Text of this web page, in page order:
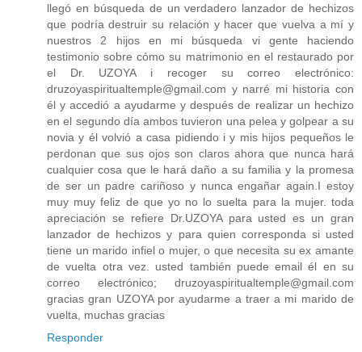
llegó en búsqueda de un verdadero lanzador de hechizos
que podría destruir su relación y hacer que vuelva a mí y
nuestros 2 hijos en mi búsqueda vi gente haciendo
testimonio sobre cómo su matrimonio en el restaurado por
el Dr. UZOYA i recoger su correo electrónico:
druzoyaspiritualtemple@gmail.com y narré mi historia con
él y accedió a ayudarme y después de realizar un hechizo
en el segundo día ambos tuvieron una pelea y golpear a su
novia y él volvió a casa pidiendo i y mis hijos pequeños le
perdonan que sus ojos son claros ahora que nunca hará
cualquier cosa que le hará daño a su familia y la promesa
de ser un padre cariñoso y nunca engañar again.I estoy
muy muy feliz de que yo no lo suelta para la mujer. toda
apreciación se refiere Dr.UZOYA para usted es un gran
lanzador de hechizos y para quien corresponda si usted
tiene un marido infiel o mujer, o que necesita su ex amante
de vuelta otra vez. usted también puede email él en su
correo electrónico; druzoyaspiritualtemple@gmail.com
gracias gran UZOYA por ayudarme a traer a mi marido de
vuelta, muchas gracias
Responder